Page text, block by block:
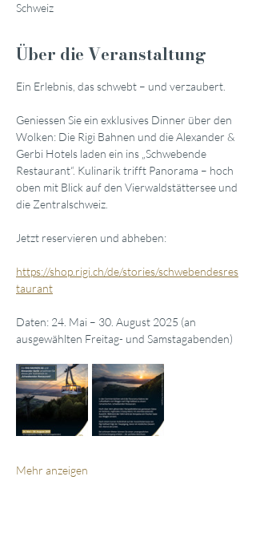
Schweiz
Über die Veranstaltung
Ein Erlebnis, das schwebt – und verzaubert.
Geniessen Sie ein exklusives Dinner über den
Wolken: Die Rigi Bahnen und die Alexander &
Gerbi Hotels laden ein ins „Schwebende
Restaurant“. Kulinarik trifft Panorama – hoch
oben mit Blick auf den Vierwaldstättersee und
die Zentralschweiz.
Jetzt reservieren und abheben:
https://shop.rigi.ch/de/stories/schwebendesres
taurant
Daten: 24. Mai – 30. August 2025 (an
ausgewählten Freitag- und Samstagabenden)
Mehr anzeigen